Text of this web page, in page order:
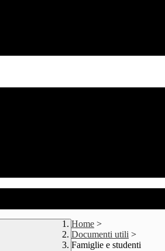
Home >
Documenti utili >
Famiglie e studenti